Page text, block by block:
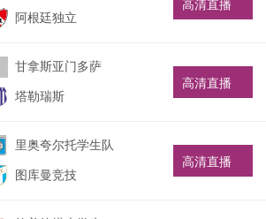
阿根廷独立
高清直播
甘拿斯亚门多萨
塔勒瑞斯
高清直播
里奥夸尔托学生队
图库曼竞技
高清直播